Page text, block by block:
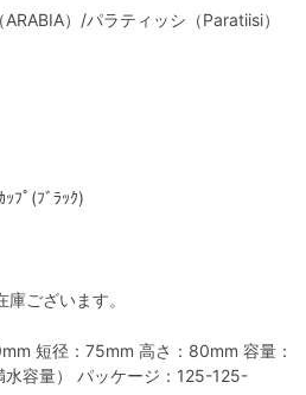
）/パラティッシ（Paratiisi）
ﾌﾟ(ﾌﾞﾗｯｸ)
庫ございます。
短径：75mm 高さ：80mm 容量：
容量） パッケージ：125-125-